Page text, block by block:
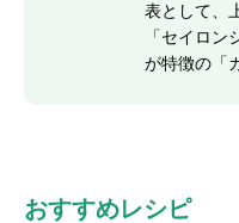
表として、
「セイロン
が特徴の「
おすすめレシピ